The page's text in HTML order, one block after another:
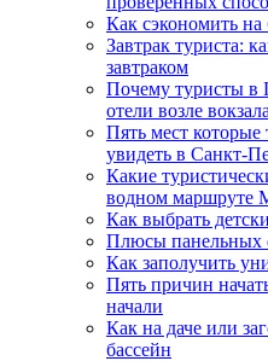
Как сэкономить на
Завтрак туриста:
завтраком
Почему туристы в
отели возле вокзала
Пять мест которые
увидеть в Санкт-
Какие
водном маршруте
Как выбрать
Плюсы панельных
Как заполучить
Пять причин
начали
Как на даче или
бассейн